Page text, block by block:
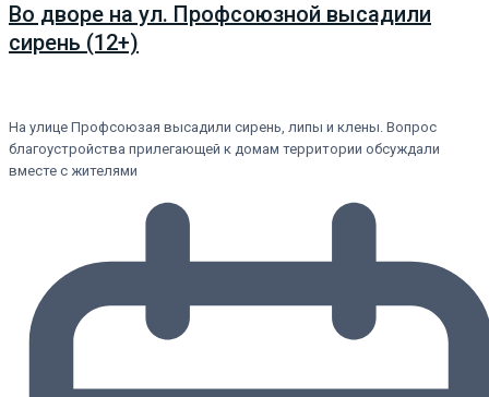
Во дворе на ул. Профсоюзной высадили
сирень (12+)
На улице Профсоюзая высадили сирень, липы и клены. Вопрос
благоустройства прилегающей к домам территории обсуждали
вместе с жителями